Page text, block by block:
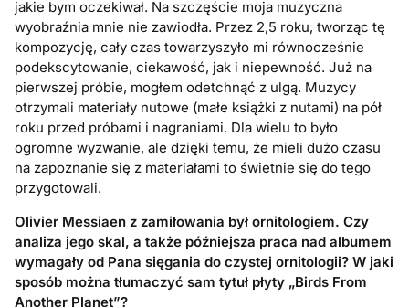
jakie bym oczekiwał. Na szczęście moja muzyczna
wyobraźnia mnie nie zawiodła. Przez 2,5 roku, tworząc tę
kompozycję, cały czas towarzyszyło mi równocześnie
podekscytowanie, ciekawość, jak i niepewność. Już na
pierwszej próbie, mogłem odetchnąć z ulgą. Muzycy
otrzymali materiały nutowe (małe książki z nutami) na pół
roku przed próbami i nagraniami. Dla wielu to było
ogromne wyzwanie, ale dzięki temu, że mieli dużo czasu
na zapoznanie się z materiałami to świetnie się do tego
przygotowali.
Olivier Messiaen z zamiłowania był ornitologiem. Czy
analiza jego skal, a także późniejsza praca nad albumem
wymagały od Pana sięgania do czystej ornitologii? W jaki
sposób można tłumaczyć sam tytuł płyty „Birds From
Another Planet”?